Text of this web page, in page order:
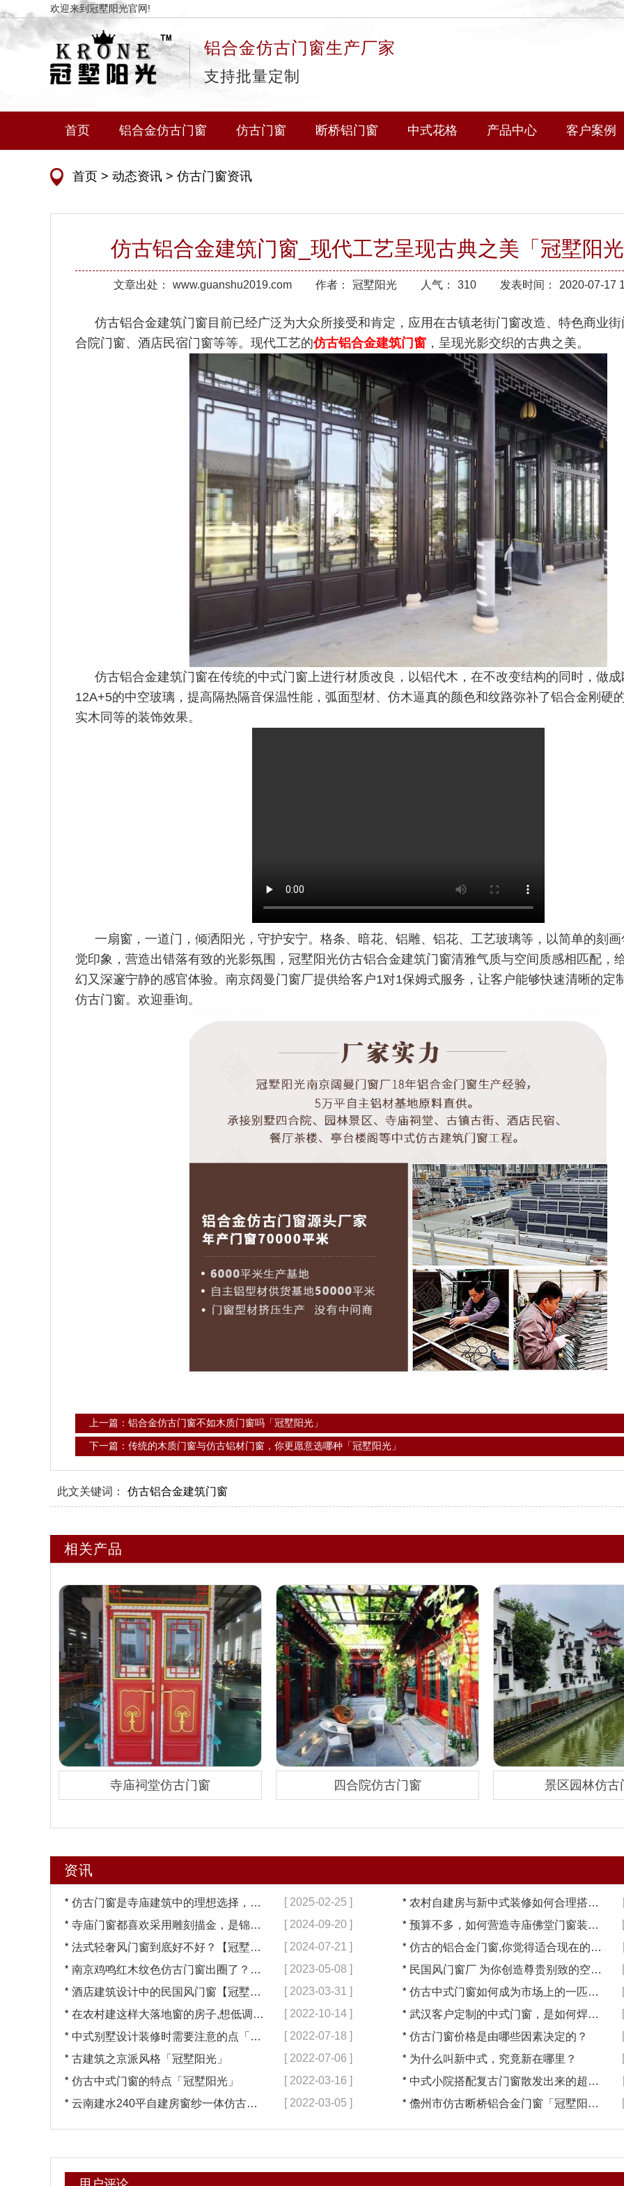
欢迎来到冠墅阳光官网!
铝合金仿古门窗生产厂家
支持批量定制
首页 铝合金仿古门窗 仿古门窗 断桥铝门窗 中式花格 产品中心 客户案例
首页 > 动态资讯 > 仿古门窗资讯
仿古铝合金建筑门窗_现代工艺呈现古典之美「冠墅阳
文章出处： www.guanshu2019.com 作者： 冠墅阳光 人气： 310 发表时间： 2020-07-17
仿古铝合金建筑门窗目前已经广泛为大众所接受和肯定，应用在古镇老街门窗改造、特色商业
合院门窗、酒店民宿门窗等等。现代工艺的仿古铝合金建筑门窗 ，呈现光影交织的古典之美。
仿古铝合金建筑门窗在传统的中式门窗上进行材质改良，以铝代木，在不改变结构的同时，做
12A+5的中空玻璃，提高隔热隔音保温性能，弧面型材、仿木逼真的颜色和纹路弥补了铝合金刚硬
实木同等的装饰效果。
一扇窗，一道门，倾洒阳光，守护安宁。格条、暗花、铝雕、铝花、工艺玻璃等，以简单的刻
觉印象，营造出错落有致的光影氛围，冠墅阳光仿古铝合金建筑门窗清雅气质与空间质感相匹配，
幻又深邃宁静的感官体验。南京阔曼门窗厂提供给客户1对1保姆式服务，让客户能够快速清晰的定
仿古门窗。欢迎垂询。
上一篇：铝合金仿古门窗不如木质门窗吗「冠墅阳光」
下一篇：传统的木质门窗与仿古铝材门窗，你更愿意选哪种「冠墅阳光」
此文关键词： 仿古铝合金建筑门窗
相关产品
寺庙祠堂仿古门窗 四合院仿古门窗 景区园林仿古
资讯
* 仿古门窗是寺庙建筑中的理想选择，换一次用终生【冠墅阳光】 [ 2025-02-25 ] * 农村自建房与新中式装修如何合理搭配【冠墅阳光】
* 寺庙门窗都喜欢采用雕刻描金，是锦上添花吗？【冠墅阳光】 [ 2024-09-20 ] * 预算不多，如何营造寺庙佛堂门窗装修【冠墅阳光】
* 法式轻奢风门窗到底好不好？【冠墅阳光】 [ 2024-07-21 ] * 仿古的铝合金门窗,你觉得适合现在的装修吗?【冠墅阳光】
* 南京鸡鸣红木纹色仿古门窗出圈了？【冠墅阳光】 [ 2023-05-08 ] * 民国风门窗厂 为你创造尊贵别致的空间【冠墅阳光】
* 酒店建筑设计中的民国风门窗【冠墅阳光】 [ 2023-03-31 ] * 仿古中式门窗如何成为市场上的一匹黑马【冠墅阳光】
* 在农村建这样大落地窗的房子,想低调都难吧【冠墅阳光】 [ 2022-10-14 ] * 武汉客户定制的中式门窗，是如何焊接的呢？
* 中式别墅设计装修时需要注意的点「冠墅阳光」 [ 2022-07-18 ] * 仿古门窗价格是由哪些因素决定的？
* 古建筑之京派风格「冠墅阳光」 [ 2022-07-06 ] * 为什么叫新中式，究竟新在哪里？
* 仿古中式门窗的特点「冠墅阳光」 [ 2022-03-16 ] * 中式小院搭配复古门窗散发出来的超凡气质 「冠墅阳光」
* 云南建水240平自建房窗纱一体仿古门窗完工「冠墅阳光」 [ 2022-03-05 ] * 儋州市仿古断桥铝合金门窗「冠墅阳光」